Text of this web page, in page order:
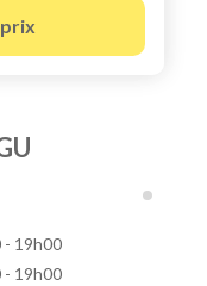
- 19h00
- 19h00